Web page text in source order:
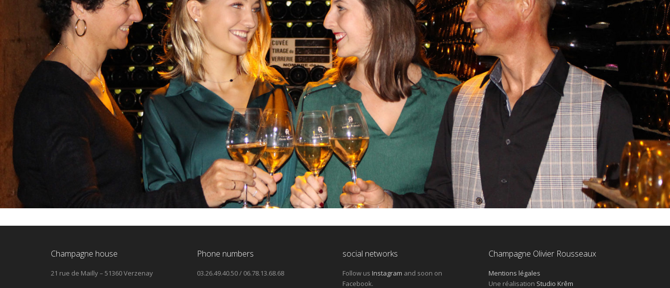
Champagne house
21 rue de Mailly – 51360 Verzenay
Phone numbers
03.26.49.40.50 / 06.78.13.68.68
social networks
Follow us Instagram and soon on
Facebook.
Champagne Olivier Rousseaux
Mentions légales
Une réalisation Studio Krêm